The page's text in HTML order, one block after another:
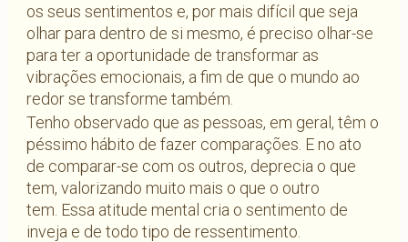
os seus sentimentos e, por mais difícil que seja
olhar para dentro de si mesmo, é preciso olhar-se
para ter a oportunidade de transformar as
vibrações emocionais, a fim de que o mundo ao
redor se transforme também.
Tenho observado que as pessoas, em geral, têm o
péssimo hábito de fazer comparações. E no ato
de comparar-se com os outros, deprecia o que
tem, valorizando muito mais o que o outro
tem. Essa atitude mental cria o sentimento de
inveja e de todo tipo de ressentimento.